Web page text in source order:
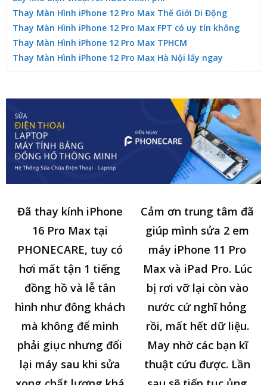
Thay Màn Hình iPhone 12 Pro Max Thế Giới Di Động
Thay Màn Hình iPhone 12 Pro Max FPT có uy tín không
Thay Màn Hình iPhone 12 Pro Max TPHCM
Thay Màn Hình iPhone 12 Pro Max Hà Nội lấy ngay
Đã thay kính iPhone
16 Pro Max tại
PHONECARE, tuy có
hơi mất tận 1 tiếng
đồng hồ và lễ tân
hình như đông khách
mà không để mình
phải giục nhưng đổi
lại máy sau khi sửa
Cảm ơn trung tâm đã
giúp mình sửa 2 em
máy iPhone 11 Pro
Max và iPad Pro. Lúc
bị rơi vỡ lại còn vào
nước cứ nghĩ hỏng
rồi, mất hết dữ liệu.
May nhờ các bạn kĩ
thuật cứu được. Lần